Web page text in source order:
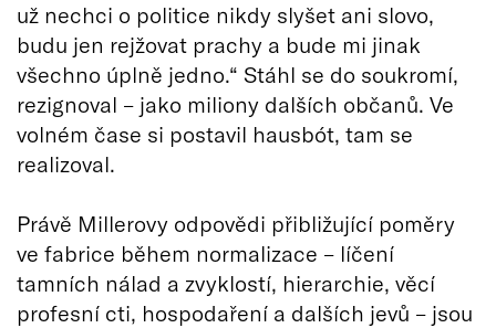
už nechci o politice nikdy slyšet ani slovo,
budu jen rejžovat prachy a bude mi jinak
všechno úplně jedno.“ Stáhl se do soukromí,
rezignoval – jako miliony dalších občanů. Ve
volném čase si postavil hausbót, tam se
realizoval.
Právě Millerovy odpovědi přibližující poměry
ve fabrice během normalizace – líčení
tamních nálad a zvyklostí, hierarchie, věcí
profesní cti, hospodaření a dalších jevů – jsou